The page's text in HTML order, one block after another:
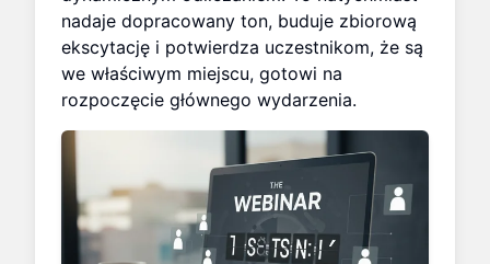
nadaje dopracowany ton, buduje zbiorową
ekscytację i potwierdza uczestnikom, że są
we właściwym miejscu, gotowi na
rozpoczęcie głównego wydarzenia.